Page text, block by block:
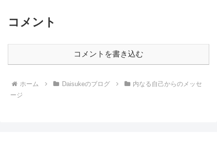
コメント
コメントを書き込む
ホーム Daisukeのブログ
内なる自己からのメッセ
ージ